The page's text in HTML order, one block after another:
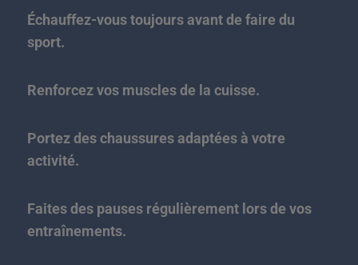
Échauffez-vous toujours avant de faire du
sport.
Renforcez vos muscles de la cuisse.
Portez des chaussures adaptées à votre
activité.
Faites des pauses régulièrement lors de vos
entraînements.